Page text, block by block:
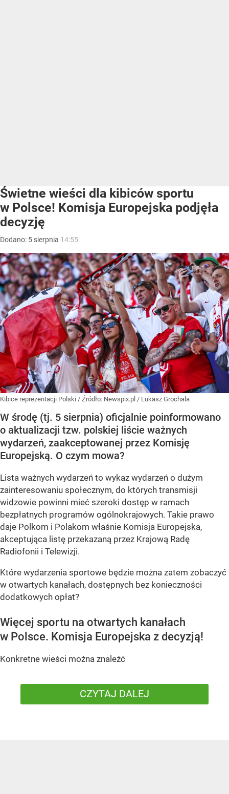
Świetne wieści dla kibiców sportu
w Polsce! Komisja Europejska podjęła
decyzję
Dodano: 5 sierpnia 14:55
Kibice reprezentacji Polski / Źródło: Newspix.pl / Lukasz Grochala
W środę (tj. 5 sierpnia) oficjalnie poinformowano
o aktualizacji tzw. polskiej liście ważnych
wydarzeń, zaakceptowanej przez Komisję
Europejską. O czym mowa?
Lista ważnych wydarzeń to wykaz wydarzeń o dużym
zainteresowaniu społecznym, do których transmisji
widzowie powinni mieć szeroki dostęp w ramach
bezpłatnych programów ogólnokrajowych. Takie prawo
daje Polkom i Polakom właśnie Komisja Europejska,
akceptująca listę przekazaną przez Krajową Radę
Radiofonii i Telewizji.
Które wydarzenia sportowe będzie można zatem zobaczyć
w otwartych kanałach, dostępnych bez konieczności
dodatkowych opłat?
Więcej sportu na otwartych kanałach
w Polsce. Komisja Europejska z decyzją!
Konkretne wieści można znaleźć
CZYTAJ DALEJ